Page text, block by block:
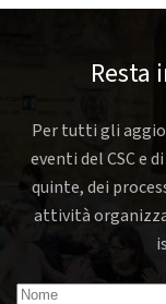
Resta
Per tutti gli
eventi del CSC e
quinte, dei
attività